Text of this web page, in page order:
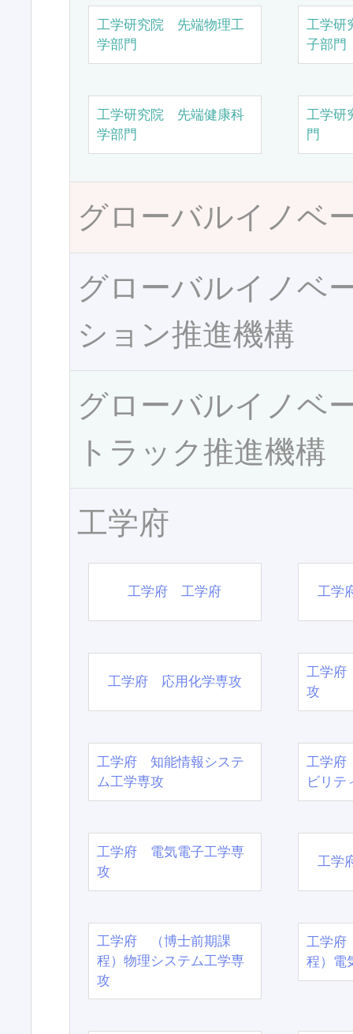
工学研究院 先端物理工
学部門
工学研
子部門
工学研究院 先端健康科
学部門
工学研
門
グローバルイノベ
グローバルイノベ
ション推進機構
グローバルイノベ
トラック推進機構
工学府
工学府 工学府 工学
工学府 応用化学専攻
工学府
攻
工学府 知能情報システ
ム工学専攻
工学府
ビリテ
工学府 電気電子工学専
攻
工学
工学府 （博士前期課
程）物理システム工学専
攻
工学
程）電